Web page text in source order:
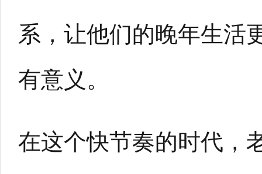
系，让他们的晚年生活
有意义。
在这个快节奏的时代，